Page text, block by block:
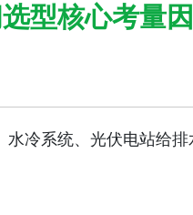
型核心考量
冷系统、光伏电站给